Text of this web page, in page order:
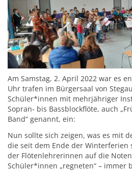
Am Samstag, 2. April 2022 war es
Uhr trafen im Bürgersaal von
Schüler*innen mit mehrjähriger
Sopran- bis Bassblockflöte, auch
Band“ genannt, ein:
Nun sollte sich zeigen, was es mit
die seit dem Ende der Winterferien
der Flötenlehrerinnen auf die
Schüler*innen „regneten“ – immer